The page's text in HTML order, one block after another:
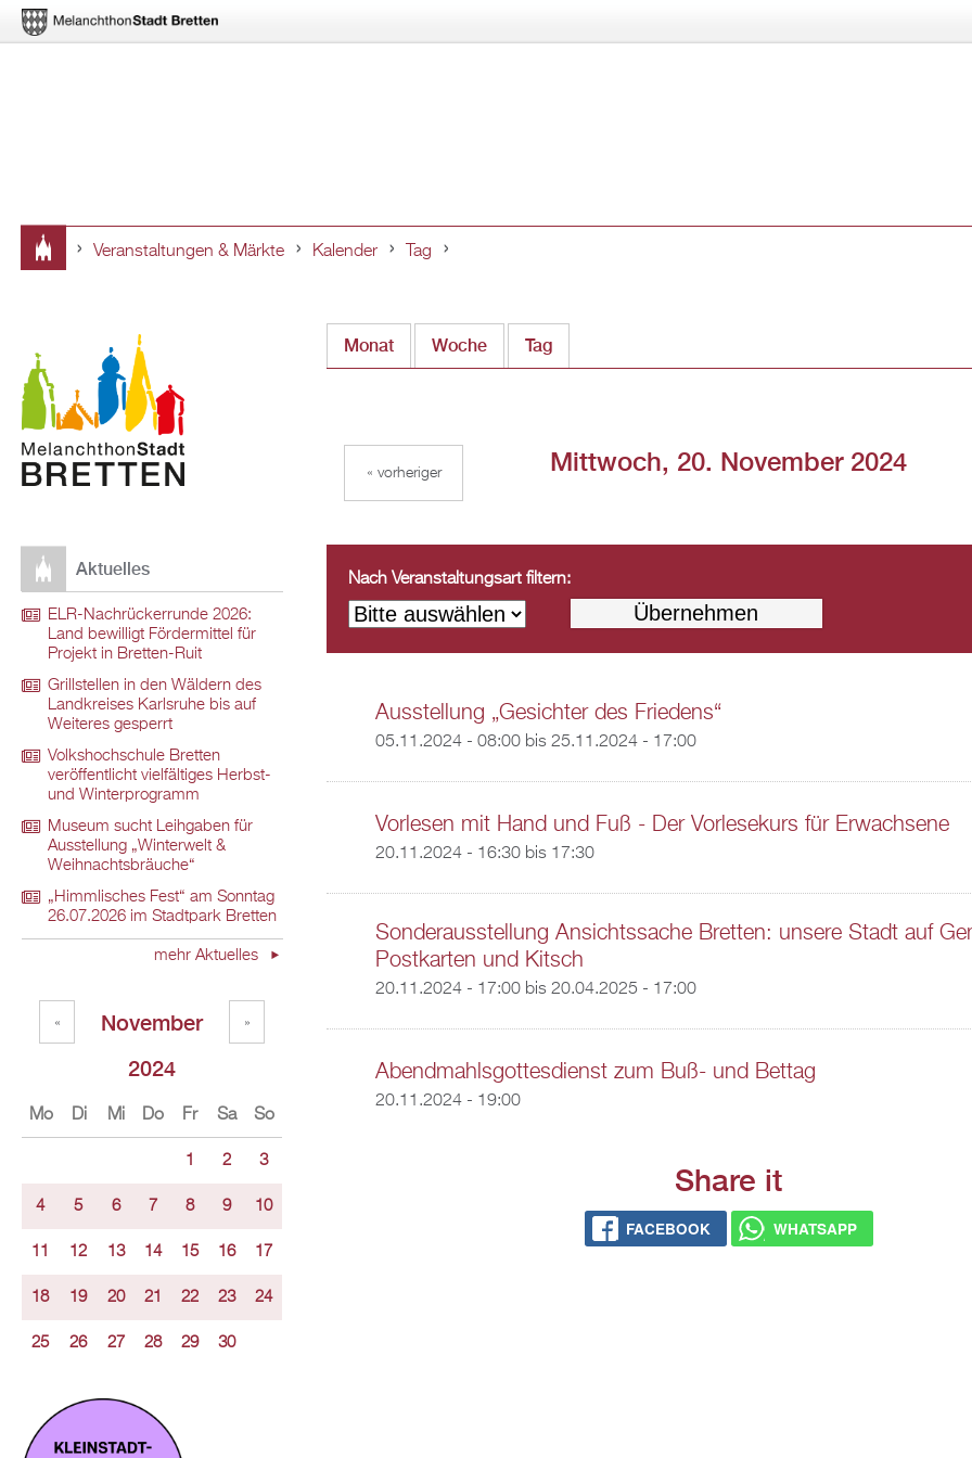
hier
Veranstaltungen & Märkte Kalender Tag
Monat Woche Tag(aktiver Reiter)
Mittwoch, 20. November 2024
« vorheriger
Nach Veranstaltungsart filtern:
Ausstellung „Gesichter des Friedens“
05.11.2024 - 08:00bis 25.11.2024 - 17:00
Vorlesen mit Hand und Fuß - Der Vorlesekurs für Erwachsene
20.11.2024 - 16:30bis 17:30
Sonderausstellung Ansichtssache Bretten: unsere Stadt auf
Postkarten und Kitsch
20.11.2024 - 17:00bis 20.04.2025 - 17:00
Abendmahlsgottesdienst zum Buß- und Bettag
20.11.2024 - 19:00
Share it
FACEBOOK WHATSAPP
Aktuelles
ELR-Nachrückerrunde 2026:
Land bewilligt Fördermittel für
Projekt in Bretten-Ruit
Grillstellen in den Wäldern des
Landkreises Karlsruhe bis auf
Weiteres gesperrt
Volkshochschule Bretten
veröffentlicht vielfältiges Herbst-
und Winterprogramm
Museum sucht Leihgaben für
Ausstellung „Winterwelt &
Weihnachtsbräuche“
„Himmlisches Fest“ am Sonntag
26.07.2026 im Stadtpark Bretten
mehr Aktuelles
November
2024
« »
Mo Di Mi Do Fr Sa So
1 2 3
4 5 6 7 8 9 10
11 12 13 14 15 16 17
18 19 20 21 22 23 24
25 26 27 28 29 30